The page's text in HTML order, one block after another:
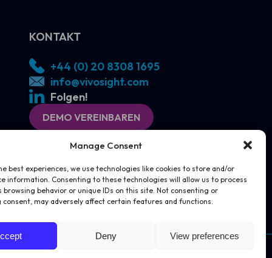
Manage Consent
best experiences, we use technologies like cookies to store and/or
information. Consenting to these technologies will allow us to process
browsing behavior or unique IDs on this site. Not consenting or
may adversely affect certain features and functions.
Deny View preferences
KONTAKT
+44 (0) 20 8308 1695
info@vivosight.com
Folgen!
DEMO VEREINBAREN